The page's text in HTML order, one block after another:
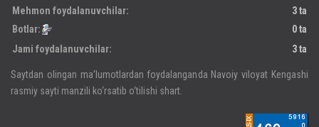
Mehmon foydalanuvchilar:
3 ta
Botlar:
0 ta
Jami foydalanuvchilar:
3 ta
Saytdan olingan ma‘lumotlardan foydalanganda Navoiy viloyat Kengashi
rasmiy sayti manzili ko‘rsatib o‘tilishi shart.